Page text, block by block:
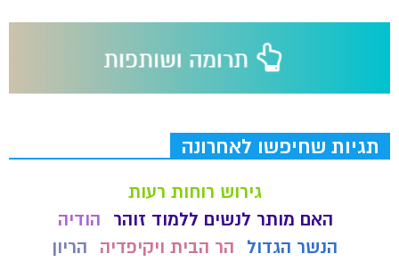
תגיות שחיפשו לאחרונה
גירוש רוחות רעות
האם מותר לנשים ללמוד זוהר
הודיה
הנשר הגדול
הר הבית ויקיפדיה
הריון